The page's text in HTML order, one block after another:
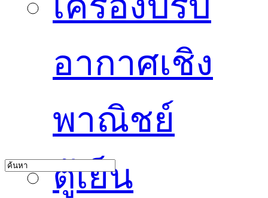
อากาศเชิง
พาณิชย์
ตู้เย็น